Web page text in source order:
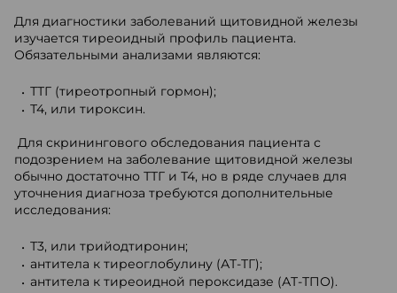
Для диагностики заболеваний щитовидной железы
изучается тиреоидный профиль пациента.
Обязательными анализами являются:
ТТГ (тиреотропный гормон);
Т4, или тироксин.
Для скринингового обследования пациента с
подозрением на заболевание щитовидной железы
обычно достаточно ТТГ и Т4, но в ряде случаев для
уточнения диагноза требуются дополнительные
исследования:
Т3, или трийодтиронин;
антитела к тиреоглобулину (АТ-ТГ);
антитела к тиреоидной пероксидазе (АТ-ТПО).